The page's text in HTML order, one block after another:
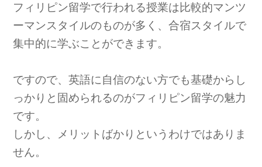
フィリピン留学で行われる授業は比較的マンツ
ーマンスタイルのものが多く、合宿スタイルで
集中的に学ぶことができます。
ですので、英語に自信のない方でも基礎からし
っかりと固められるのがフィリピン留学の魅力
です。
しかし、メリットばかりというわけではありま
せん。